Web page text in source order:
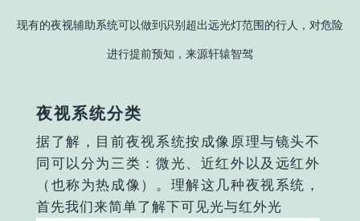
现有的夜视辅助系统可以做到识别超出远光灯范围的行人，对危险
进行提前预知，来源轩辕智驾
夜视系统分类
据了解，目前夜视系统按成像原理与镜头不
同可以分为三类：微光、近红外以及远红外
（也称为热成像）。理解这几种夜视系统，
首先我们来简单了解下可见光与红外光